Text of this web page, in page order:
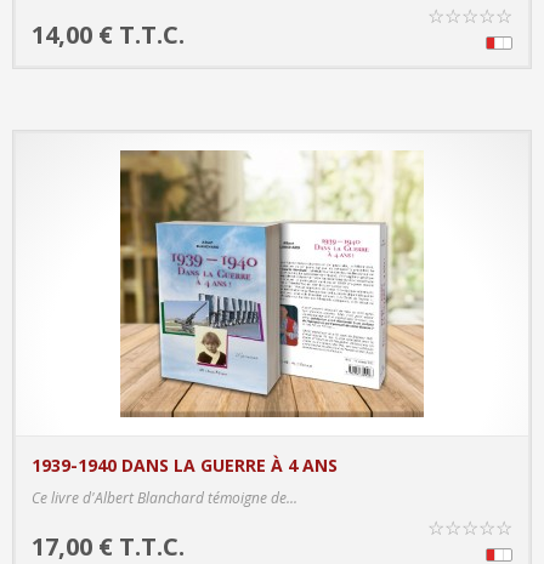
14,00 € T.T.C.
☆☆☆☆☆
1939-1940 DANS LA GUERRE À 4 ANS
Ce livre d'Albert Blanchard témoigne de...
17,00 € T.T.C.
☆☆☆☆☆